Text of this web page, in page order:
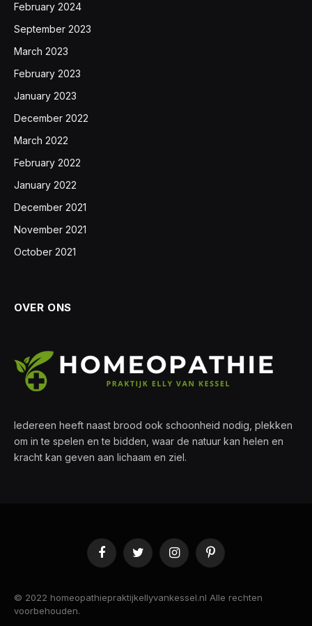
February 2024
September 2023
March 2023
February 2023
January 2023
December 2022
March 2022
February 2022
January 2022
December 2021
November 2021
October 2021
OVER ONS
Iedereen heeft naast brood ook schoonheid nodig, plekken
om in te spelen en te bidden, waar de natuur kan helen en
kracht kan geven aan lichaam en ziel.
FacebookTwitter InstagramPinterest
© 2022 homeopathiepraktijkellyvankessel.nl Alle rechten
voorbehouden.